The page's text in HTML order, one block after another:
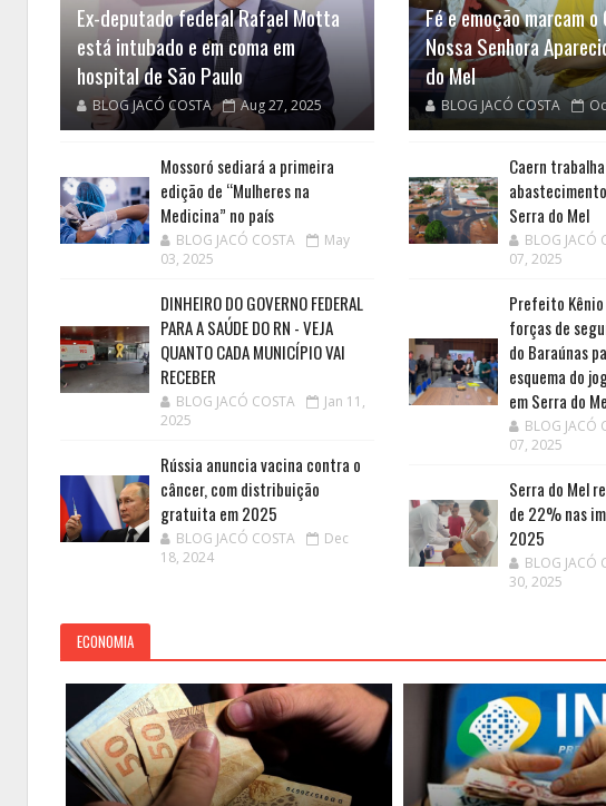
Ex-deputado federal Rafael Motta
está intubado e em coma em
hospital de São Paulo
BLOG JACÓ COSTA Aug 27, 2025
Mossoró sediará a primeira
edição de “Mulheres na
Medicina” no país
BLOG JACÓ COSTA
May
03, 2025
DINHEIRO DO GOVERNO FEDERAL
PARA A SAÚDE DO RN - VEJA
QUANTO CADA MUNICÍPIO VAI
RECEBER
BLOG JACÓ COSTA
Jan 11,
2025
Rússia anuncia vacina contra o
câncer, com distribuição
gratuita em 2025
BLOG JACÓ COSTA
Dec
18, 2024
Fé e emoção marcam
Nossa Senhora
do Mel
BLOG JACÓ COSTA
Caern
Serra do Mel
BLOG JACÓ
07, 2025
Prefeito
forças de
do Baraúnas
esquema do
em Serra do
BLOG JACÓ
07, 2025
Serra do Mel
de 22% nas
2025
BLOG JACÓ
30, 2025
ECONOMIA